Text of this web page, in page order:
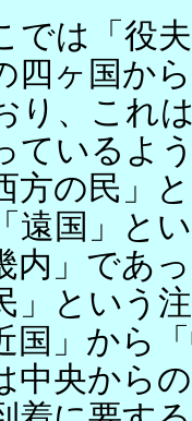
は「役
四ヶ国か
り、これ
ているよ
方の民」
遠国」と
内」であ
」という
」から
中央から